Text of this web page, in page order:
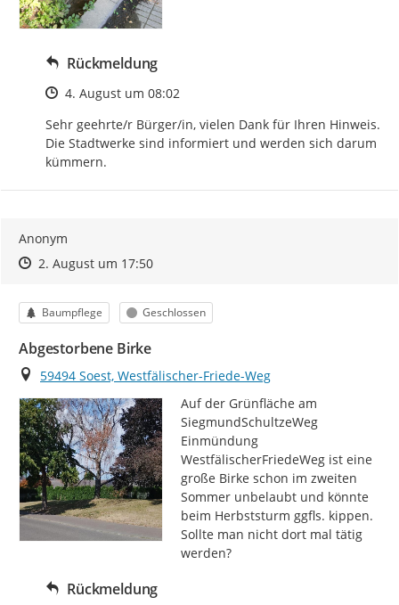
Rückmeldung
Zeitpunkt des Erstellens
4. August um 08:02
Sehr geehrte/r Bürger/in, vielen Dank für Ihren Hinweis.
Die Stadtwerke sind informiert und werden sich darum
kümmern.
Anonym
Zeitpunkt des Erstellens
Zeitpunkt des Erstellens
2. August um 17:50Zur Äußerung
Kategorie
Baumpflege Status
Geschlossen
Abgestorbene Birke
Ort
59494 Soest, Westfälischer-Friede-Weg
Auf der Grünfläche am
SiegmundSchultzeWeg
Einmündung
WestfälischerFriedeWeg ist eine
große Birke schon im zweiten
Sommer unbelaubt und könnte
beim Herbststurm ggfls. kippen.
Sollte man nicht dort mal tätig
werden?
Rückmeldung